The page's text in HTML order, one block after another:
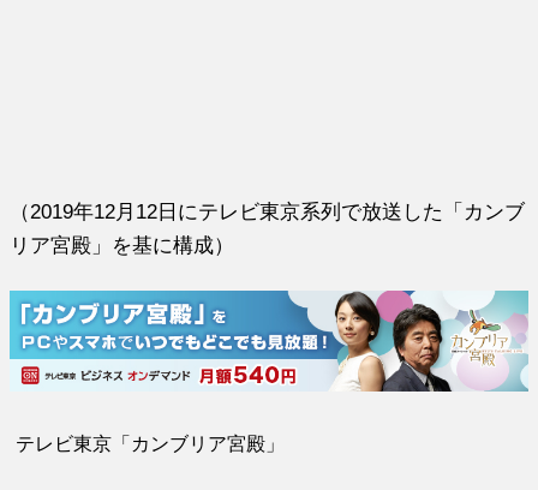
（2019年12月12日にテレビ東京系列で放送した「カンブ
リア宮殿」を基に構成）
テレビ東京「カンブリア宮殿」